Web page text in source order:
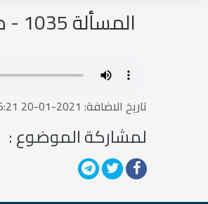
المسألة 1035 - طبقة الارث الثالثة
تاريخ الاضافة: 2021-01-20 16:25:21 | عدد المشاهدات:3551
لمشاركة الموضوع :